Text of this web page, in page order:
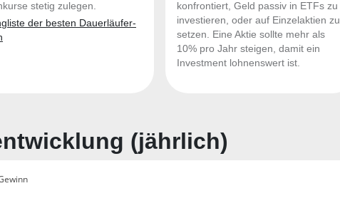
stetig zulegen.
der besten Dauerläufer-
konfrontiert, Geld passiv in ETFs zu
investieren, oder auf Einzelaktien zu
setzen. Eine Aktie sollte mehr als
10% pro Jahr steigen, damit ein
Investment lohnenswert ist.
(jährlich)